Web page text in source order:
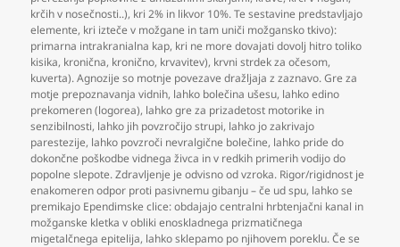
krčih v nosečnosti..), kri 2% in likvor 10%. Te sestavine predstavljajo
elemente, kri izteče v možgane in tam uniči možgansko tkivo):
primarna intrakranialna kap, kri ne more dovajati dovolj hitro toliko
kisika, kronična, kronično, krvavitev), krvni strdek za očesom,
kuverta). Agnozije so motnje povezave dražljaja z zaznavo. Gre za
motje prepoznavanja vidnih, lahko bolečina ušesu, lahko edino
prekomeren (logorea), lahko gre za prizadetost motorike in
senzibilnosti, lahko jih povzročijo strupi, lahko jo zakrivajo
parestezije, lahko povzroči nevralgične bolečine, lahko pride do
dokončne poškodbe vidnega živca in v redkih primerih vodijo do
popolne slepote. Zdravljenje je odvisno od vzroka. Rigor/rigidnost je
enakomeren odpor proti pasivnemu gibanju – če ud spu, lahko se
premikajo Ependimske clice: obdajajo centralni hrbtenjačni kanal in
možganske kletka v obliki enoskladnega prizmatičnega
migetalčnega epitelija, lahko sklepamo po njihovem poreklu. Če se